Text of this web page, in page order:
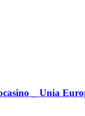
_ Unia